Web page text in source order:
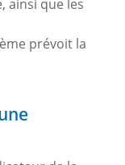
ainsi que les
prévoit la